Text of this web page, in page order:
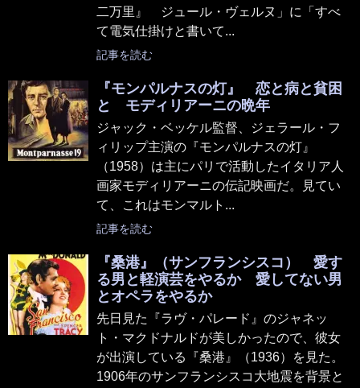
二万里』 ジュール・ヴェルヌ」に「すべ
て電気仕掛けと書いて...
記事を読む
『モンパルナスの灯』 恋と病と貧困
と モディリアーニの晩年
ジャック・ベッケル監督、ジェラール・フ
ィリップ主演の『モンパルナスの灯』
（1958）は主にパリで活動したイタリア人
画家モディリアーニの伝記映画だ。見てい
て、これはモンマルト...
記事を読む
『桑港』（サンフランシスコ） 愛す
る男と軽演芸をやるか 愛してない男
とオペラをやるか
先日見た『ラヴ・パレード』のジャネッ
ト・マクドナルドが美しかったので、彼女
が出演している『桑港』（1936）を見た。
1906年のサンフランシスコ大地震を背景と